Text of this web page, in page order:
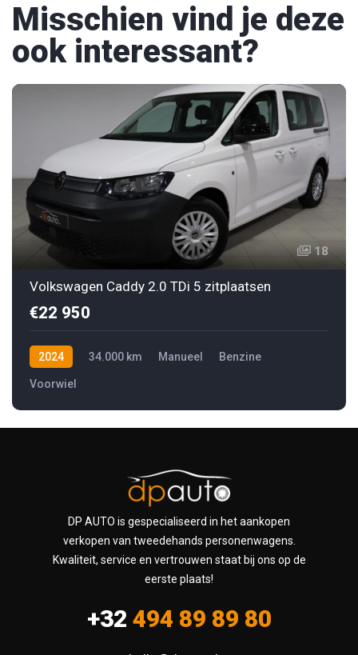
Misschien vind je deze
ook interessant?
18
Volkswagen Caddy 2.0 TDi 5 zitplaatsen
€22 950
2024 34.000 km Manueel Benzine
Voorwiel
DP AUTO is gespecialiseerd in het aankopen
verkopen van tweedehands personenwagens.
Kwaliteit, service en vertrouwen staat bij ons op de
eerste plaats!
+32 494 89 89 80